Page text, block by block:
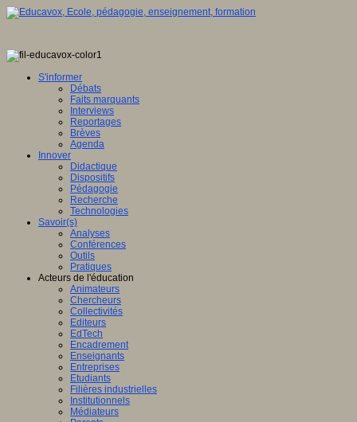
S'informer
Débats
Faits marquants
Interviews
Reportages
Brèves
Agenda
Innover
Didactique
Dispositifs
Pédagogie
Recherche
Technologies
Savoir(s)
Analyses
Conférences
Outils
Pratiques
Acteurs de l'éducation
Animateurs
Chercheurs
Collectivités
Editeurs
EdTech
Encadrement
Enseignants
Entreprises
Etudiants
Filières industrielles
Institutionnels
Médiateurs